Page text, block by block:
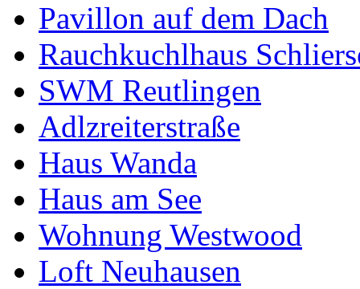
Pavillon auf dem Dach
Rauchkuchlhaus
SWM Reutlingen
Adlzreiterstraße
Haus Wanda
Haus am See
Wohnung Westwood
Loft Neuhausen